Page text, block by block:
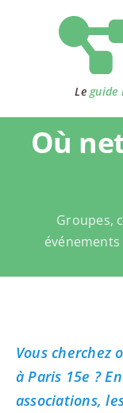
Le guide
Où
Groupes,
Vous cherchez
à Paris 15e ?
associations,